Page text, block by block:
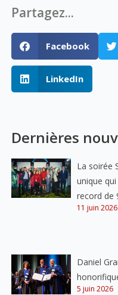
Partagez...
Facebook
LinkedIn
Dernières
La soirée
unique
record de
11 juin 2026
Daniel
5 juin 2026